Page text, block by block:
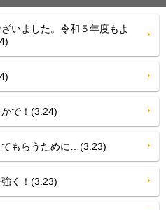
いました。令和５年度もよ
で！(3.24)
てもらうために…(3.23)
く！(3.23)